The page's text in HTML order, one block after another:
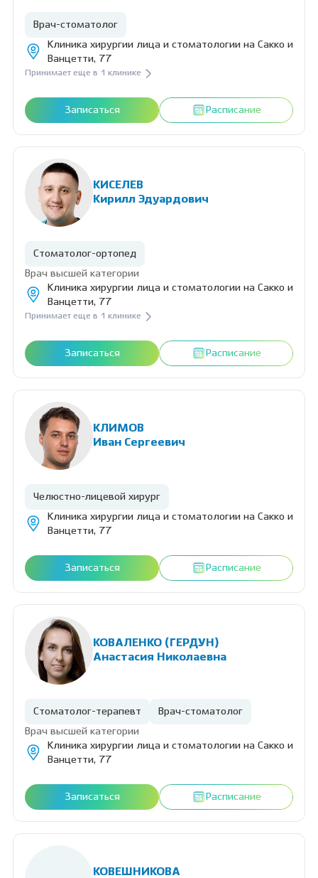
Врач-стоматолог
Клиника хирургии лица и стоматологии на Сакко и
Ванцетти, 77
Принимает еще в 1 клинике
Записаться Расписание
КИСЕЛЕВ
Кирилл Эдуардович
Стоматолог-ортопед
Врач высшей категории
Клиника хирургии лица и стоматологии на Сакко и
Ванцетти, 77
Принимает еще в 1 клинике
Записаться Расписание
КЛИМОВ
Иван Сергеевич
Челюстно-лицевой хирург
Клиника хирургии лица и стоматологии на Сакко и
Ванцетти, 77
Записаться Расписание
КОВАЛЕНКО (ГЕРДУН)
Анастасия Николаевна
Стоматолог-терапевт
Врач-стоматолог
Врач высшей категории
Клиника хирургии лица и стоматологии на Сакко и
Ванцетти, 77
Записаться Расписание
КОВЕШНИКОВА